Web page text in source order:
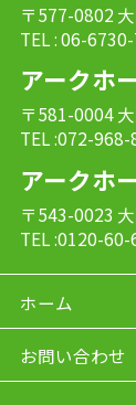
〒577-0802
TEL : 06-
アークホ
〒581-0004
TEL :072-968-
アークホ
〒543-0023
TEL :0120-60-
ホーム
お問い合わせ